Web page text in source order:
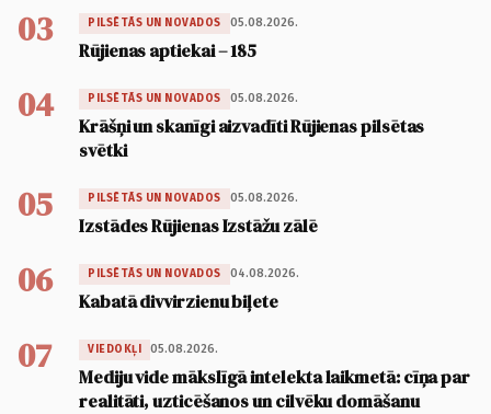
03 PILSĒTĀS UN NOVADOS 05.08.2026.
Rūjienas aptiekai – 185
04 PILSĒTĀS UN NOVADOS 05.08.2026.
Krāšņi un skanīgi aizvadīti Rūjienas pilsētas
svētki
05 PILSĒTĀS UN NOVADOS 05.08.2026.
Izstādes Rūjienas Izstāžu zālē
06 PILSĒTĀS UN NOVADOS 04.08.2026.
Kabatā divvirzienu biļete
07 VIEDOKĻI 05.08.2026.
Mediju vide mākslīgā intelekta laikmetā: cīņa par
realitāti, uzticēšanos un cilvēku domāšanu